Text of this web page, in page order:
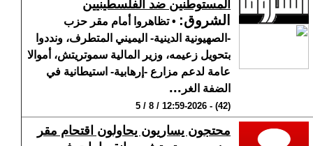
المستوطنين ضد الفلسطينيين
الشروق: • تظاهروا أمام مقر حزب
-الصهيونية الدينية- اليميني المتطرف، ونددوا
بتحويل زعيمه، وزير المالية سموتريتش، أموالا
عامة لدعم مزارع -إرهابية- استيطانية في
الضفة الغر ...
(42) - 12:59-2026 / 8 / 5
محتجون يساريون يحاولون اقتحام مقر